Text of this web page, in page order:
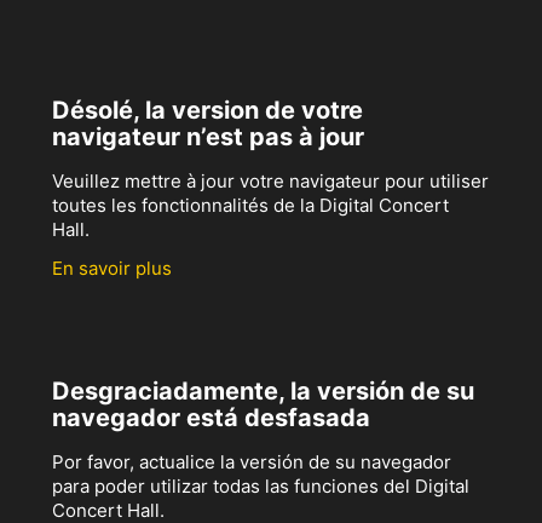
Désolé, la version de votre
navigateur n’est pas à jour
Veuillez mettre à jour votre navigateur pour utiliser
toutes les fonctionnalités de la Digital Concert
Hall.
En savoir plus
Desgraciadamente, la versión de su
navegador está desfasada
Por favor, actualice la versión de su navegador
para poder utilizar todas las funciones del Digital
Concert Hall.